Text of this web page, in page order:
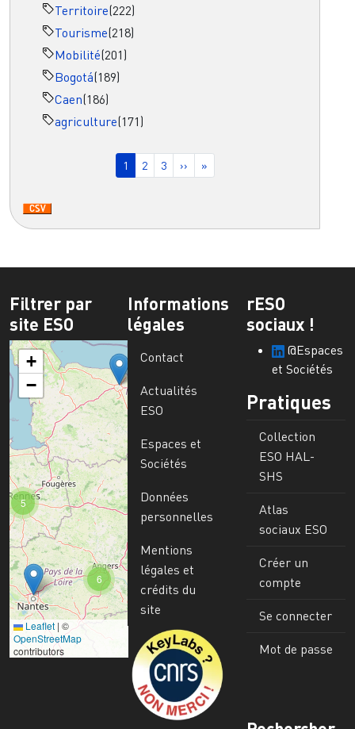
Territoire(222)
Tourisme(218)
Mobilité(201)
Bogotá(189)
Caen(186)
agriculture(171)
Page courante
1 Page
2 Page
3 Page suivante
›› Dernière page
»
Filtrer par
site ESO
6
5
+
−
Leaflet | ©
OpenStreetMap
contributors
Informations
légales
Contact
Actualités
ESO
Espaces et
Sociétés
Données
personnelles
Mentions
légales et
crédits du
site
Image
rESO
sociaux !
@Espaces
et Sociétés
Pratiques
Collection
ESO HAL-
SHS
Atlas
sociaux ESO
Créer un
compte
Se connecter
Mot de passe